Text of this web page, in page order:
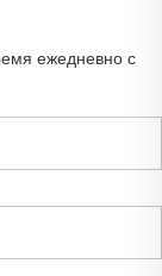
ежедневно с